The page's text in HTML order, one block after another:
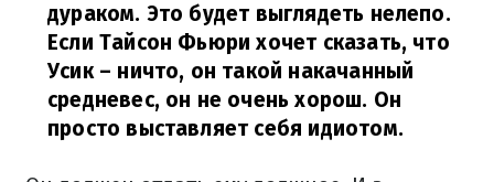
дураком. Это будет выглядеть нелепо.
Если Тайсон Фьюри хочет сказать, что
Усик – ничто, он такой накачанный
средневес, он не очень хорош. Он
просто выставляет себя идиотом.